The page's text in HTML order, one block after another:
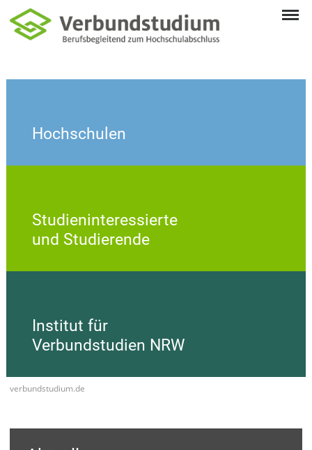
Hochschulen
Studieninteressierte
und Studierende
Institut für
Verbundstudien NRW
verbundstudium.de